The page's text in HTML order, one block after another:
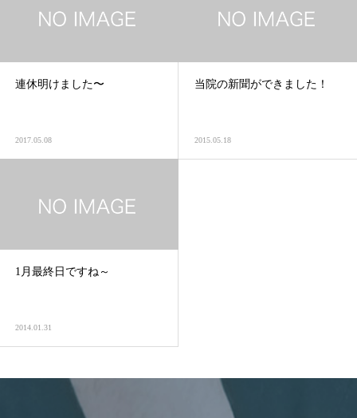
連休明けました〜
2017.05.08
当院の新聞ができました！
2015.05.18
1月最終日ですね～
2014.01.31